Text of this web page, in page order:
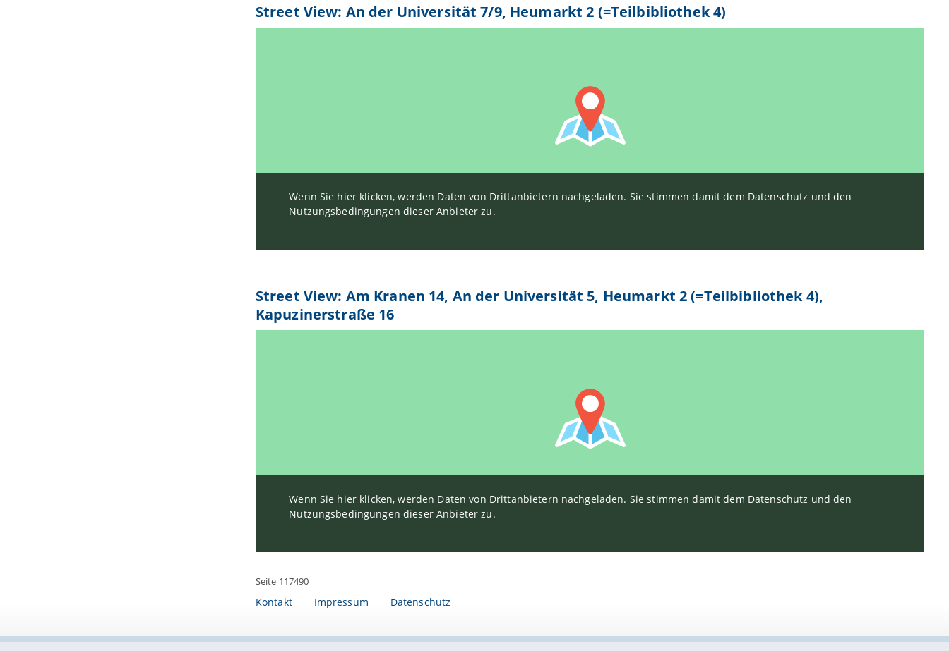
Street View: An der Universität 7/9, Heumarkt 2 (=Teilbibliothek 4)
Wenn Sie hier klicken, werden Daten von Drittanbietern nachgeladen. Sie stimmen damit dem Datenschutz und den
Nutzungsbedingungen dieser Anbieter zu.
Street View: Am Kranen 14, An der Universität 5, Heumarkt 2 (=Teilbibliothek 4),
Kapuzinerstraße 16
Wenn Sie hier klicken, werden Daten von Drittanbietern nachgeladen. Sie stimmen damit dem Datenschutz und den
Nutzungsbedingungen dieser Anbieter zu.
Seite 117490
Kontakt Impressum Datenschutz